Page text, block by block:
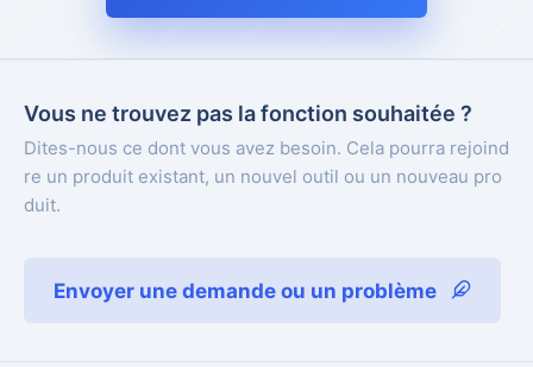
Vous ne trouvez pas la fonction souhaitée ?
Dites-nous ce dont vous avez besoin. Cela pourra rejoind
re un produit existant, un nouvel outil ou un nouveau pro
duit.
Envoyer une demande ou un problème